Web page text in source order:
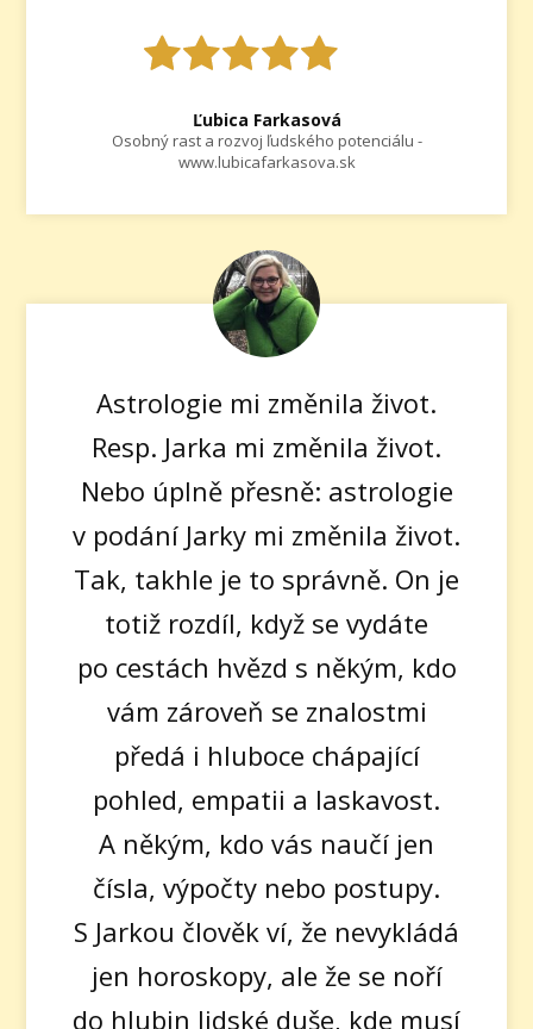
Ľubica Farkasová
Osobný rast a rozvoj ľudského potenciálu -
www.lubicafarkasova.sk
Astrologie mi změnila život.
Resp. Jarka mi změnila život.
Nebo úplně přesně: astrologie
v podání Jarky mi změnila život.
Tak, takhle je to správně. On je
totiž rozdíl, když se vydáte
po cestách hvězd s někým, kdo
vám zároveň se znalostmi
předá i hluboce chápající
pohled, empatii a laskavost.
A někým, kdo vás naučí jen
čísla, výpočty nebo postupy.
S Jarkou člověk ví, že nevykládá
jen horoskopy, ale že se noří
do hlubin lidské duše, kde musí